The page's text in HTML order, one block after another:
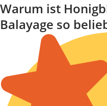
Warum ist
Balayage so